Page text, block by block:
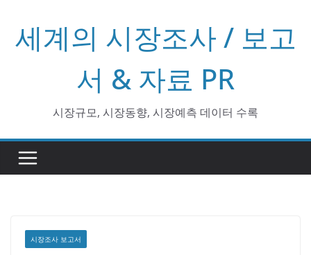
기
세계의 시장조사 / 보고
서 & 자료 PR
시장규모, 시장동향, 시장예측 데이터 수록
시장조사 보고서